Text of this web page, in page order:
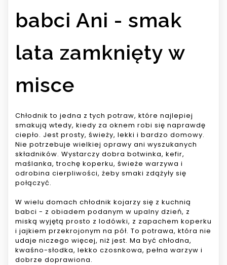
babci Ani - smak
lata zamknięty w
misce
Chłodnik to jedna z tych potraw, które najlepiej
smakują wtedy, kiedy za oknem robi się naprawdę
ciepło. Jest prosty, świeży, lekki i bardzo domowy.
Nie potrzebuje wielkiej oprawy ani wyszukanych
składników. Wystarczy dobra botwinka, kefir,
maślanka, trochę koperku, świeże warzywa i
odrobina cierpliwości, żeby smaki zdążyły się
połączyć.
W wielu domach chłodnik kojarzy się z kuchnią
babci - z obiadem podanym w upalny dzień, z
miską wyjętą prosto z lodówki, z zapachem koperku
i jajkiem przekrojonym na pół. To potrawa, która nie
udaje niczego więcej, niż jest. Ma być chłodna,
kwaśno-słodka, lekko czosnkowa, pełna warzyw i
dobrze doprawiona.